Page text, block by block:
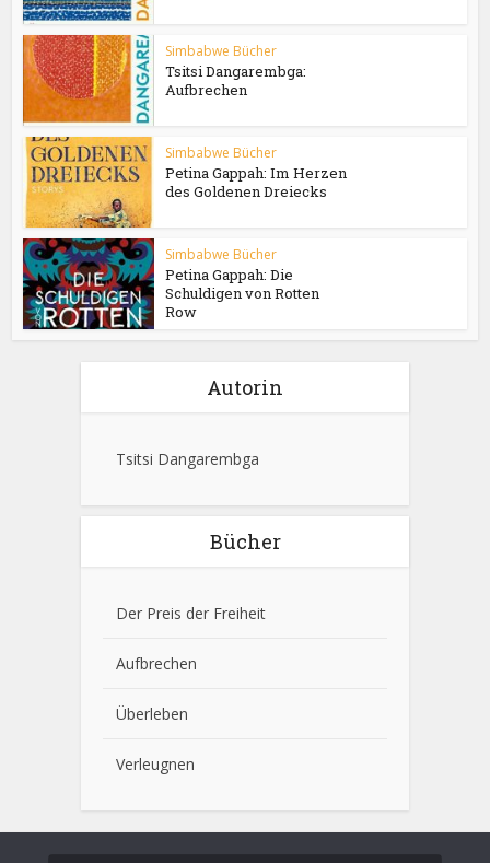
Simbabwe Bücher
Tsitsi Dangarembga:
Aufbrechen
Simbabwe Bücher
Petina Gappah: Im Herzen
des Goldenen Dreiecks
Simbabwe Bücher
Petina Gappah: Die
Schuldigen von Rotten
Row
Autorin
Tsitsi Dangarembga
Bücher
Der Preis der Freiheit
Aufbrechen
Überleben
Verleugnen